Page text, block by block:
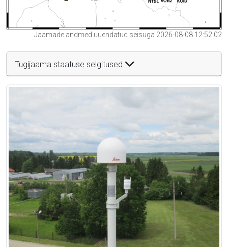
Jaamade andmed uuendatud seisuga 2026-08-08 12:52:02
Tugijaama staatuse selgitused